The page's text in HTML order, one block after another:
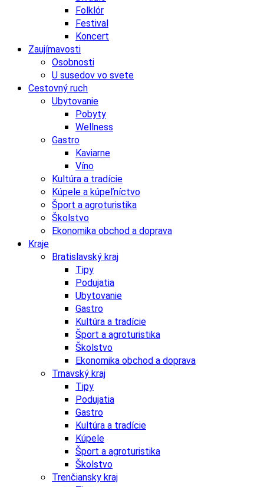
Folklór
Festival
Koncert
Zaujímavosti
Osobnosti
U susedov vo svete
Cestovný ruch
Ubytovanie
Pobyty
Wellness
Gastro
Kaviarne
Víno
Kultúra a tradície
Kúpele a kúpeľníctvo
Šport a agroturistika
Školstvo
Ekonomika obchod a doprava
Kraje
Bratislavský kraj
Tipy
Podujatia
Ubytovanie
Gastro
Kultúra a tradície
Šport a agroturistika
Školstvo
Ekonomika obchod a doprava
Trnavský kraj
Tipy
Podujatia
Gastro
Kultúra a tradície
Kúpele
Šport a agroturistika
Školstvo
Trenčiansky kraj